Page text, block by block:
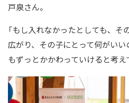
戸泉さん。
「もし入れなかったとしても、そ
広がり、その子にとって何がい
もずっとかかわっていけると考え